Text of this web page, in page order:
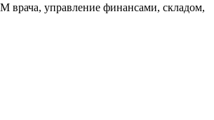
врача, управление финансами, складом,